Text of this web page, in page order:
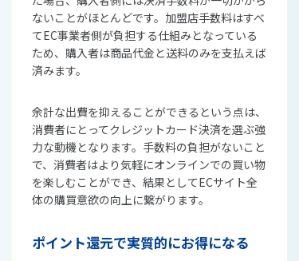
ないことがほとんどです。加盟店手数料はすべ
てEC事業者側が負担する仕組みとなっている
ため、購入者は商品代金と送料のみを支払えば
済みます。
余計な出費を抑えることができるという点は、
消費者にとってクレジットカード決済を選ぶ強
力な動機となります。手数料の負担がないこと
で、消費者はより気軽にオンラインでの買い物
を楽しむことができ、結果としてECサイト全
体の購買意欲の向上に繋がります。
ポイント還元で実質的にお得になる